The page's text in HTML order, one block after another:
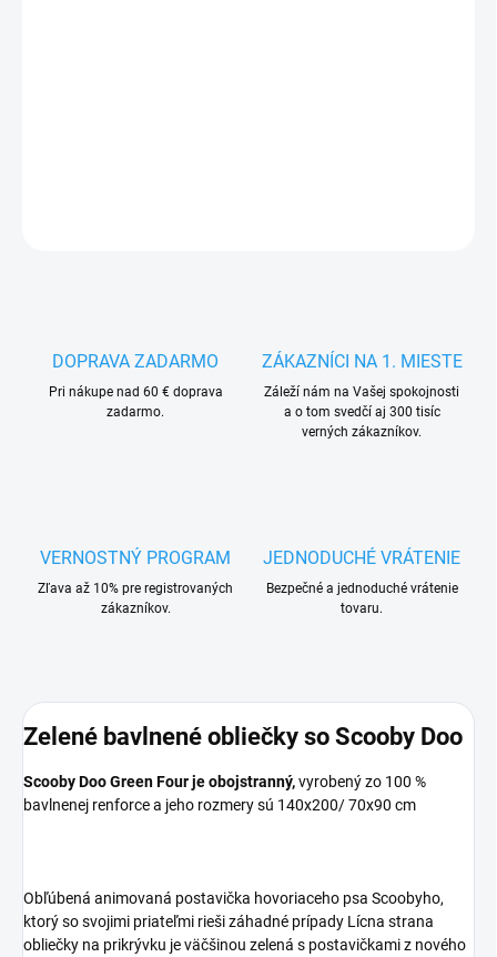
DOPRAVA ZADARMO
Pri nákupe nad 60 € doprava
zadarmo.
ZÁKAZNÍCI NA 1. MIESTE
Záleží nám na Vašej spokojnosti
a o tom svedčí aj 300 tisíc
verných zákazníkov.
VERNOSTNÝ PROGRAM
Zľava až 10% pre registrovaných
zákazníkov.
JEDNODUCHÉ VRÁTENIE
Bezpečné a jednoduché vrátenie
tovaru.
Zelené bavlnené obliečky so Scooby Doo
Scooby Doo Green Four je obojstranný,vyrobený zo 100 %
bavlnenej renforce a jeho rozmery sú 140x200/ 70x90 cm
Obľúbená animovaná postavička hovoriaceho psa Scoobyho,
ktorý so svojimi priateľmi rieši záhadné prípady Lícna strana
obliečky na prikrývku je väčšinou zelená s postavičkami z nového